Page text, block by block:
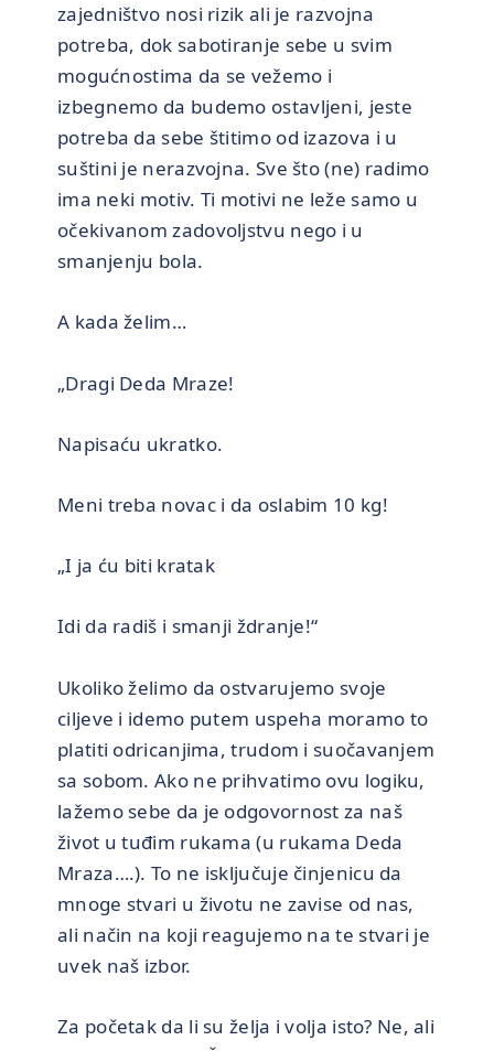
zajedništvo nosi rizik ali je razvojna
potreba, dok sabotiranje sebe u svim
mogućnostima da se vežemo i
izbegnemo da budemo ostavljeni, jeste
potreba da sebe štitimo od izazova i u
suštini je nerazvojna. Sve što (ne) radimo
ima neki motiv. Ti motivi ne leže samo u
očekivanom zadovoljstvu nego i u
smanjenju bola.
A kada želim…
„Dragi Deda Mraze!
Napisaću ukratko.
Meni treba novac i da oslabim 10 kg!
„I ja ću biti kratak
Idi da radiš i smanji ždranje!“
Ukoliko želimo da ostvarujemo svoje
ciljeve i idemo putem uspeha moramo to
platiti odricanjima, trudom i suočavanjem
sa sobom. Ako ne prihvatimo ovu logiku,
lažemo sebe da je odgovornost za naš
život u tuđim rukama (u rukama Deda
Mraza….). To ne isključuje činjenicu da
mnoge stvari u životu ne zavise od nas,
ali način na koji reagujemo na te stvari je
uvek naš izbor.
Za početak da li su želja i volja isto? Ne, ali